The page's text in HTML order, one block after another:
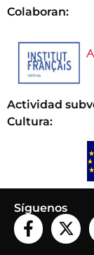
Colaboran:
Actividad
Cultura:
Síguenos